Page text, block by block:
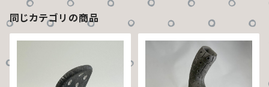
同じカテゴリの商品